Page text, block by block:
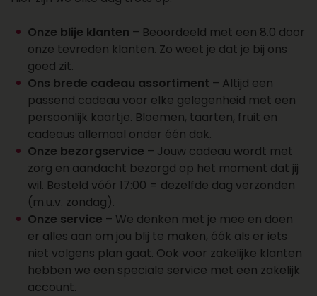
een account aan
Wil je over een week of later een cadeau laten
bezorgen? Dat kan. Zo plan je cadeaus vooruit
en vergeet je ze niet. Kies de juiste datum bij je
bestelling en wij regelen de rest. Wil je een groot
aantal cadeaus laten bezorgen? Onze sales
afdeling staat klaar voor al je cadeaus, offertes,
personalisaties en account aanvragen. Maak
een account aan, vraag online een offerte aan of
neem contact op met ons salesteam voor
vragen over het bezorgen van een cadeau.
Bereik ons op 088 - 110 80 88 of via
sales@topgeschenken.nl.
Onze blije klanten – Beoordeeld met een 8.0 door
onze tevreden klanten. Zo weet je dat je bij ons
goed zit.
Ons brede cadeau assortiment – Altijd een
passend cadeau voor elke gelegenheid met een
persoonlijk kaartje. Bloemen, taarten, fruit en
cadeaus allemaal onder één dak.
Onze bezorgservice – Jouw cadeau wordt met
zorg en aandacht bezorgd op het moment dat jij
wil. Besteld vóór 17:00 = dezelfde dag verzonden
(m.u.v. zondag).
Onze service – We denken met je mee en doen
er alles aan om jou blij te maken, óók als er iets
niet volgens plan gaat. Ook voor zakelijke klanten
hebben we een speciale service met een zakelijk
account.